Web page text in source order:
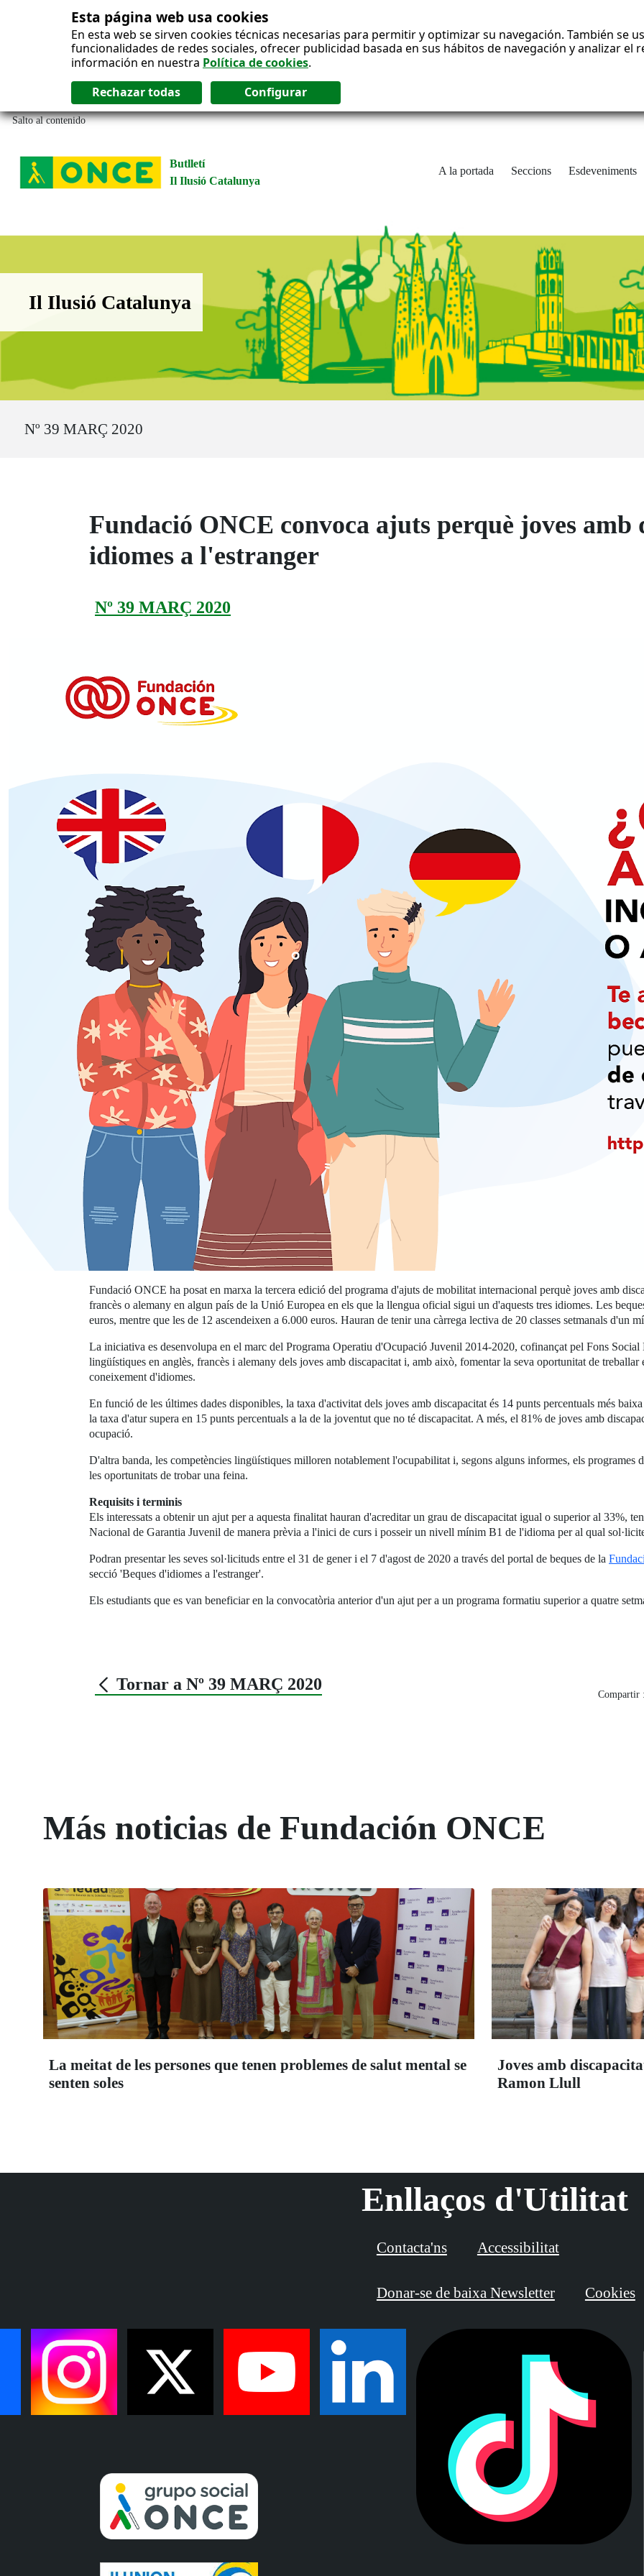
Esta página web usa cookies
En esta web se sirven cookies técnicas necesarias para permitir y optimizar su navegación. También se
funcionalidades de redes sociales, ofrecer publicidad basada en sus hábitos de navegación y analizar
información en nuestra Política de cookies.
Salto al contenido
Butlletí
Il Ilusió Catalunya
A la portada Seccions Esdeveniments
Boletín Il·lusió Catalunya
Il Ilusió Catalunya
Nº 39 MARÇ 2020
Fundació ONCE convoca ajuts perquè joves
idiomes a l'estranger
Nº 39 MARÇ 2020
Fundació ONCE ha posat en marxa la tercera edició del programa d'ajuts de mobilitat internacional perquè joves amb
francès o alemany en algun país de la Unió Europea en els que la llengua oficial sigui un d'aquests tres idiomes. Les
euros, mentre que les de 12 ascendeixen a 6.000 euros. Hauran de tenir una càrrega lectiva de 20 classes setmanals d'un
La iniciativa es desenvolupa en el marc del Programa Operatiu d'Ocupació Juvenil 2014-2020, cofinançat pel Fons
lingüístiques en anglès, francès i alemany dels joves amb discapacitat i, amb això, fomentar la seva oportunitat de
coneixement d'idiomes.
En funció de les últimes dades disponibles, la taxa d'activitat dels joves amb discapacitat és 14 punts percentuals més
la taxa d'atur supera en 15 punts percentuals a la de la joventut que no té discapacitat. A més, el 81% de joves amb
ocupació.
D'altra banda, les competències lingüístiques milloren notablement l'ocupabilitat i, segons alguns informes, els
les oportunitats de trobar una feina.
Requisits i terminis
Els interessats a obtenir un ajut per a aquesta finalitat hauran d'acreditar un grau de discapacitat igual o superior al 33%,
Nacional de Garantia Juvenil de manera prèvia a l'inici de curs i posseir un nivell mínim B1 de l'idioma per al qual
Podran presentar les seves sol·licituds entre el 31 de gener i el 7 d'agost de 2020 a través del portal de beques de la
secció 'Beques d'idiomes a l'estranger'.
Els estudiants que es van beneficiar en la convocatòria anterior d'un ajut per a un programa formatiu superior a quatre
Tornar a Nº 39 MARÇ 2020
Compartir
Más noticias de Fundación ONCE
La meitat de les persones que tenen problemes de salut mental se
senten soles
Joves amb
Ramon Llull
Enllaços d'Utilitat
Contacta'ns Accessibilitat
Donar-se de baixa Newsletter Cookies